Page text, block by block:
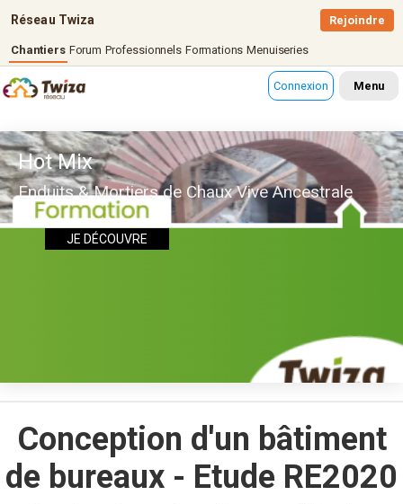
Réseau Twiza
Chantiers Forum Professionnels Formations Menuiseries
Rejoindre
Connexion Menu
Hot Mix
Enduits & Mortiers de Chaux Vive Ancestrale
JE DÉCOUVRE
Conception d'un bâtiment
de bureaux - Etude RE2020